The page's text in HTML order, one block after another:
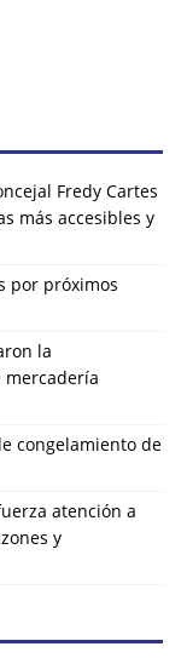
Fredy Cartes
más accesibles y
por próximos
la
mercadería
congelamiento de
atención a
y